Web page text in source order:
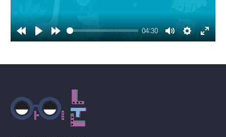
Rewind
Play Forward
04:30
MuteSettings
Enter